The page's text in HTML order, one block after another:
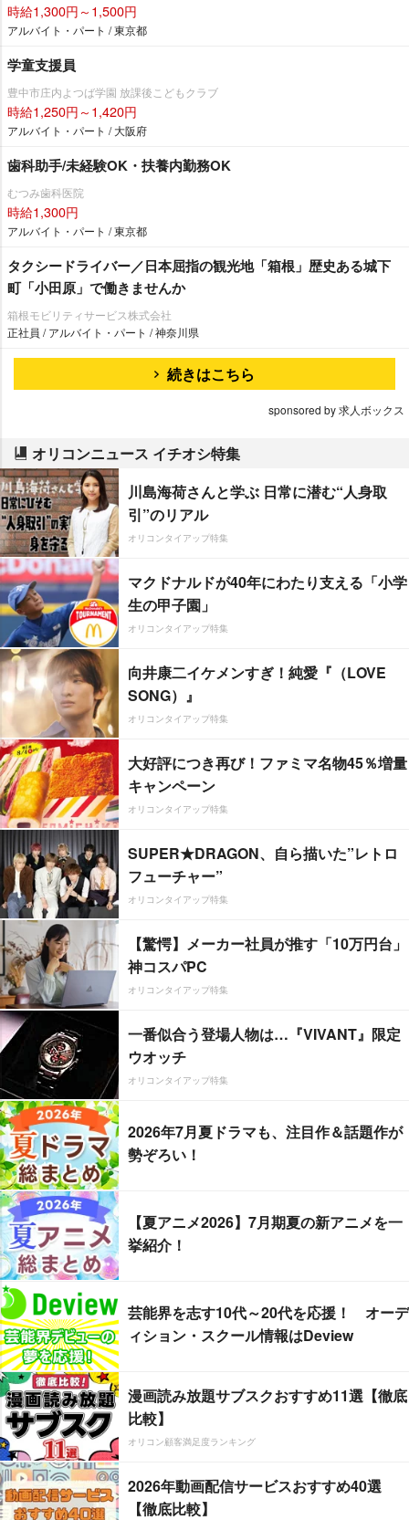
時給1,300円～1,500円
アルバイト・パート / 東京都
学童支援員
豊中市庄内よつば学園 放課後こどもクラブ
時給1,250円～1,420円
アルバイト・パート / 大阪府
歯科助手/未経験OK・扶養内勤務OK
むつみ歯科医院
時給1,300円
アルバイト・パート / 東京都
タクシードライバー／日本屈指の観光地「箱根」歴史ある城下
町「小田原」で働きませんか
箱根モビリティサービス株式会社
正社員 / アルバイト・パート / 神奈川県
続きはこちら
sponsored by 求人ボックス
オリコンニュース イチオシ特集
川島海荷さんと学ぶ 日常に潜む“人身取
引”のリアル
オリコンタイアップ特集
マクドナルドが40年にわたり支える「小学
生の甲子園」
オリコンタイアップ特集
向井康二イケメンすぎ！純愛『（LOVE
SONG）』
オリコンタイアップ特集
大好評につき再び！ファミマ名物45％増量
キャンペーン
オリコンタイアップ特集
SUPER★DRAGON、自ら描いた”レトロ
フューチャー”
オリコンタイアップ特集
【驚愕】メーカー社員が推す「10万円台」
神コスパPC
オリコンタイアップ特集
一番似合う登場人物は…『VIVANT』限定
ウオッチ
オリコンタイアップ特集
2026年7月夏ドラマも、注目作＆話題作が
勢ぞろい！
【夏アニメ2026】7月期夏の新アニメを一
挙紹介！
芸能界を志す10代～20代を応援！ オーデ
ィション・スクール情報はDeview
漫画読み放題サブスクおすすめ11選【徹底
比較】
オリコン顧客満足度ランキング
2026年動画配信サービスおすすめ40選
【徹底比較】